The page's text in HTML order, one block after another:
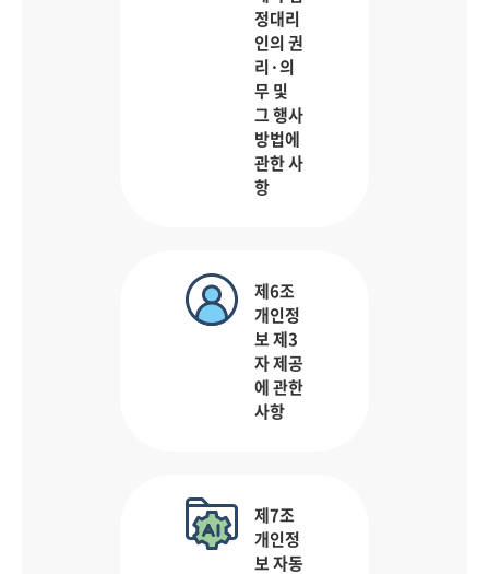
정대리
인의 권
리·의
무 및
그 행사
방법에
관한 사
항
제6조
개인정
보 제3
자 제공
에 관한
사항
제7조
개인정
보 자동